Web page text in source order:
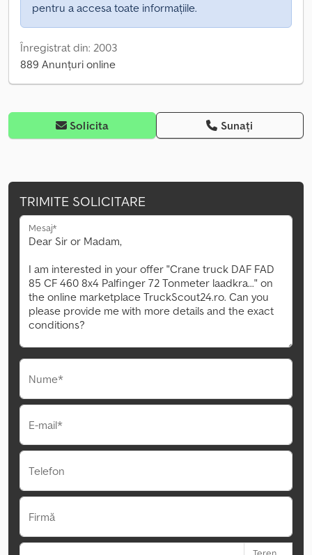
pentru a accesa toate informațiile.
Înregistrat din: 2003
889 Anunțuri online
Solicita Sunați
TRIMITE SOLICITARE
Mesaj*
Nume*
E-mail*
Telefon
Firmă